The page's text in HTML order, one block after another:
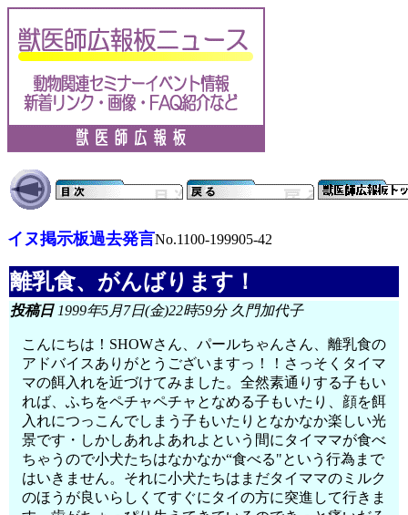
イヌ掲示板過去発言No.1100-199905-42
離乳食、がんばります！
投稿日1999年5月7日(金)22時59分 久門加代子
こんにちは！SHOWさん、パールちゃんさん、離乳食の
アドバイスありがとうございますっ！！さっそくタイマ
マの餌入れを近づけてみました。全然素通りする子もい
れば、ふちをペチャペチャとなめる子もいたり、顔を餌
入れにつっこんでしまう子もいたりとなかなか楽しい光
景です・しかしあれよあれよという間にタイママが食べ
ちゃうので小犬たちはなかなか“食べる"という行為まで
はいきません。それに小犬たちはまだタイママのミルク
のほうが良いらしくてすぐにタイの方に突進して行きま